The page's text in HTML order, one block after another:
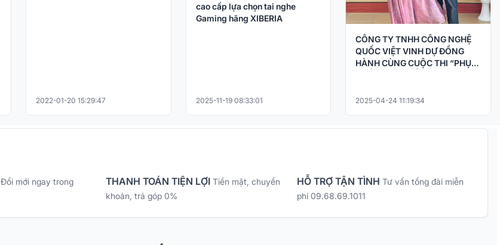
2022-01-20 15:29:47
cao cấp lựa chọn tai nghe
Gaming hãng XIBERIA
2025-11-19 08:33:01
CÔNG TY TNHH CÔNG NGHỆ
QUỐC VIỆT VINH DỰ ĐỒNG
HÀNH CÙNG CUỘC THI “PHỤC
2025-04-24 11:19:34
Đổi mới ngay trong
THANH TOÁN TIỆN LỢI Tiền mặt, chuyển
khoản, trả góp 0%
HỖ TRỢ TẬN TÌNH Tư vấn tổng đài miễn
phí 09.68.69.1011